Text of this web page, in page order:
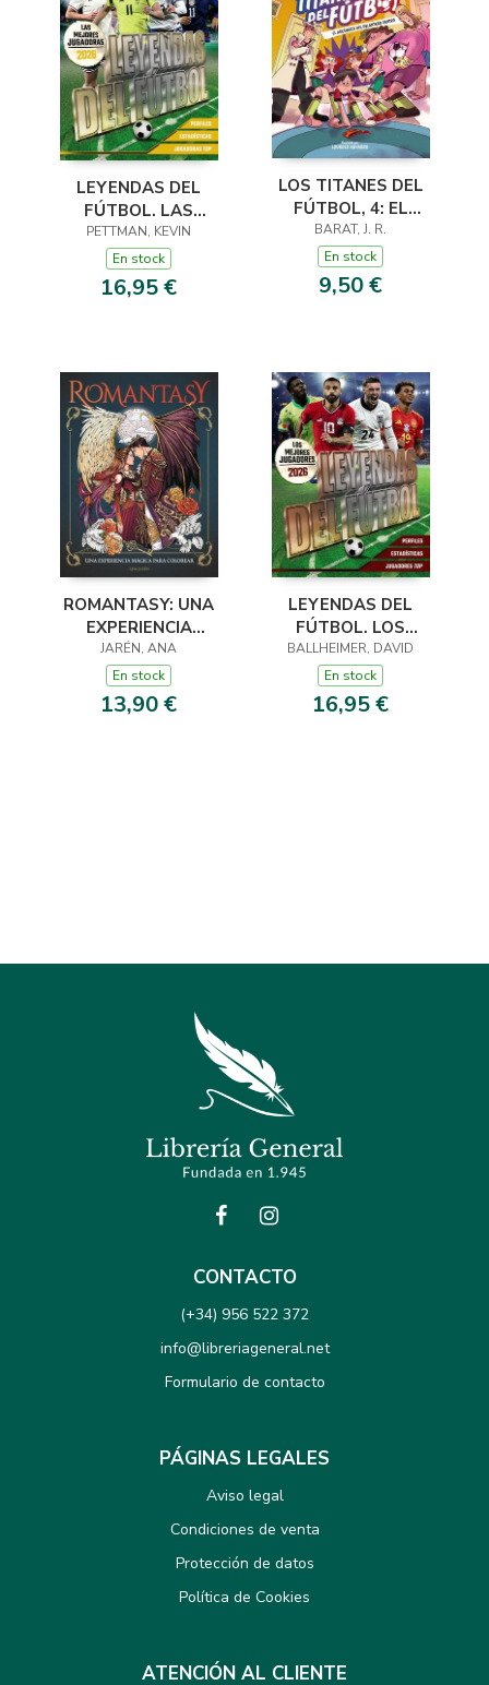
LEYENDAS DEL
FÚTBOL. LAS
MEJORES
JUGADORAS 2026
PETTMAN, KEVIN
En stock
16,95 €
LOS TITANES DEL
FÚTBOL, 4: EL
ASESINATO DEL
DELANTERO
CENTRO
BARAT, J. R.
En stock
9,50 €
ROMANTASY: UNA
EXPERIENCIA
MÁGICA PARA
COLOREAR
JARÉN, ANA
En stock
13,90 €
LEYENDAS DEL
FÚTBOL. LOS
MEJORES
JUGADORES 2026
BALLHEIMER, DAVID
En stock
16,95 €
CONTACTO
(+34) 956 522 372
info@libreriageneral.net
Formulario de contacto
PÁGINAS LEGALES
Aviso legal
Condiciones de venta
Protección de datos
Política de Cookies
ATENCIÓN AL CLIENTE